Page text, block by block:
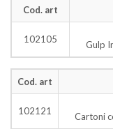
Cod. art
102105 Gulp
Cod. art
102121 Cartoni